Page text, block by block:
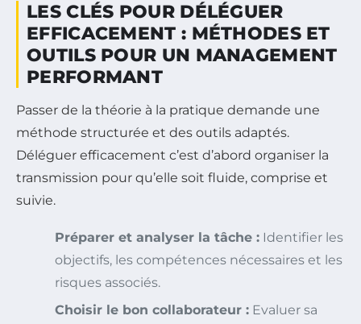
LES CLÉS POUR DÉLÉGUER
EFFICACEMENT : MÉTHODES ET
OUTILS POUR UN MANAGEMENT
PERFORMANT
Passer de la théorie à la pratique demande une
méthode structurée et des outils adaptés.
Déléguer efficacement c’est d’abord organiser la
transmission pour qu’elle soit fluide, comprise et
suivie.
Préparer et analyser la tâche : Identifier les
objectifs, les compétences nécessaires et les
risques associés.
Choisir le bon collaborateur : Evaluer sa